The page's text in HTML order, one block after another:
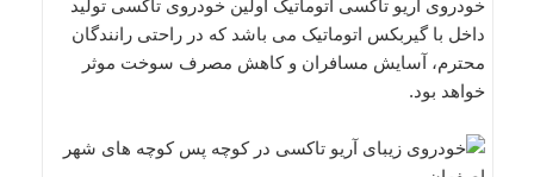
خودروی آریو تاکسی اتوماتیک اولین خودروی تاکسی تولید
داخل با گیربکس اتوماتیک می باشد که در راحتی رانندگان
محترم، آسایش مسافران و کاهش مصرف سوخت موثر
خواهد بود.